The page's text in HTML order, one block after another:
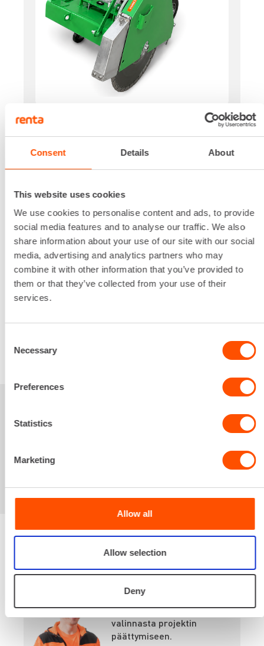
Consent Details About
This website uses cookies
We use cookies to personalise content and ads, to provide
social media features and to analyse our traffic. We also
share information about your use of our site with our social
media, advertising and analytics partners who may
combine it with other information that you’ve provided to
them or that they’ve collected from your use of their
services.
Selection
Necessary
Preferences
Statistics
Marketing
Allow all
Allow selection
Deny
400 V
Teho
Laikan koko
400 mm
Leikkuusyvyys
160 mm
Lataa lisää
Ensimmäinen pv 135,06 €/ pv
Seuraavat pv ? 108,05 €/ pv
Kuukausi
VUOKRAA
Sinua saattaisi
kiinnostaa myös
Renta palvelee
Palvelemme koko
prosessin ajan laitteiden
valinnasta projektin
päättymiseen.